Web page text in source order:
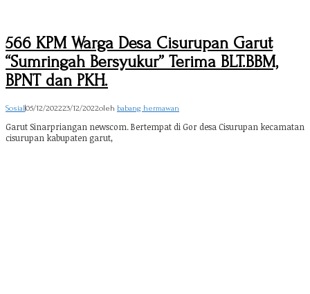
566 KPM Warga Desa Cisurupan Garut
“Sumringah Bersyukur” Terima BLT.BBM,
BPNT dan PKH.
Sosial05/12/202223/12/2022oleh babang hermawan
Garut Sinarpriangan newscom. Bertempat di Gor desa Cisurupan kecamatan
cisurupan kabupaten garut,